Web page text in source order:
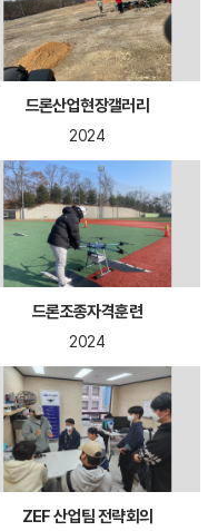
드론산업현장갤러리
2024
드론조종자격훈련
2024
ZEF 산업팀 전략회의